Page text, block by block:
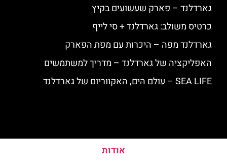
גארדלנד – פארק שעשועים בקיץ
כרטיס משולב: גארדלנד + סי לייף
גארדלנד מפה – היכרות עם מפת הפארק
האפליקציה של גארדלנד – מדריך למשתמשים
SEA LIFE – עולם הים, האקווריום של גארדלנד
אודות